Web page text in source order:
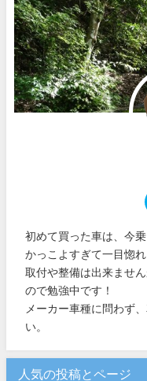
初めて買った車は、今
かっこよすぎて一目惚
取付や整備は出来ませ
ので勉強中です！
メーカー車種に問わず
い。
人気の投稿とページ